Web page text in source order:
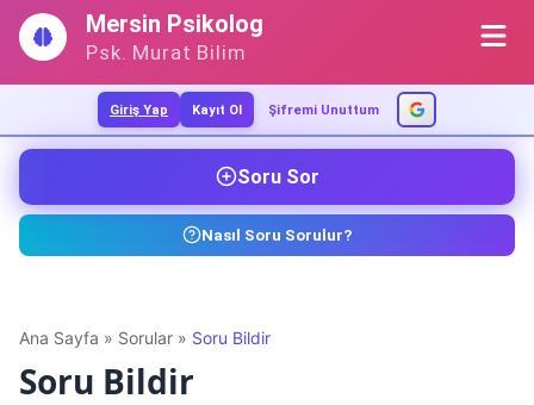
İçeriğe
geç
Mersin Psikolog
Psk. Murat Bilim
Giriş Yap Kayıt Ol Şifremi Unuttum
Soru Sor
Nasıl Soru Sorulur?
Ana Sayfa » Sorular » Soru Bildir
Soru Bildir